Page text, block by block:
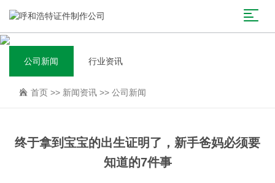
公司新闻 行业资讯
首页 >> 新闻资讯 >> 公司新闻
终于拿到宝宝的出生证明了，新手爸妈必须要
知道的7件事